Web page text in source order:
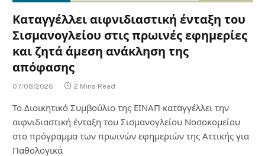
Καταγγέλλει αιφνιδιαστική ένταξη του
Σισμανογλείου στις πρωινές εφημερίες
και ζητά άμεση ανάκληση της
απόφασης
07/08/2026 2 Mins Read
Το Διοικητικό Συμβούλιο της ΕΙΝΑΠ καταγγέλλει την
αιφνιδιαστική ένταξη του Σισμανογλείου Νοσοκομείου
στο πρόγραμμα των πρωινών εφημεριών της Αττικής για
Παθολογικά